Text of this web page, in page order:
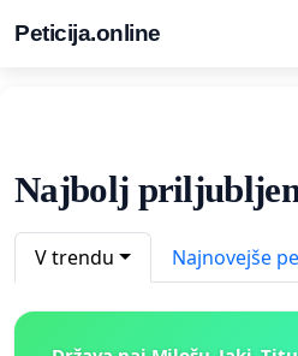
Peticija.online
Najbolj
V trendu Najnovejše